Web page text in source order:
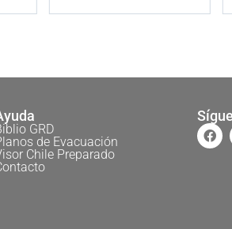
GRD
de Evacuación
Chile Preparado